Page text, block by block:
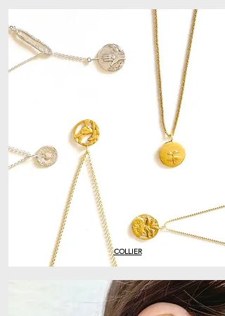
COLLIER